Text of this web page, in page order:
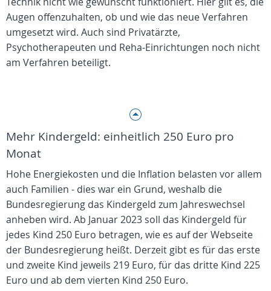
Augen offenzuhalten, ob und wie das neue Verfahren
umgesetzt wird. Auch sind Privatärzte,
Psychotherapeuten und Reha-Einrichtungen noch nicht
am Verfahren beteiligt.
Mehr Kindergeld: einheitlich 250 Euro pro
Monat
Hohe Energiekosten und die Inflation belasten vor allem
auch Familien - dies war ein Grund, weshalb die
Bundesregierung das Kindergeld zum Jahreswechsel
anheben wird. Ab Januar 2023 soll das Kindergeld für
jedes Kind 250 Euro betragen, wie es auf der Webseite
der Bundesregierung heißt. Derzeit gibt es für das erste
und zweite Kind jeweils 219 Euro, für das dritte Kind 225
Euro und ab dem vierten Kind 250 Euro.